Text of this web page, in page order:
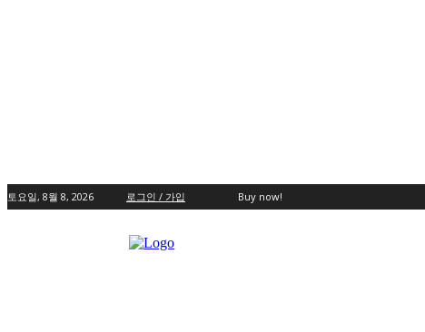
토요일, 8월 8, 2026 로그인 / 가입 Buy now!